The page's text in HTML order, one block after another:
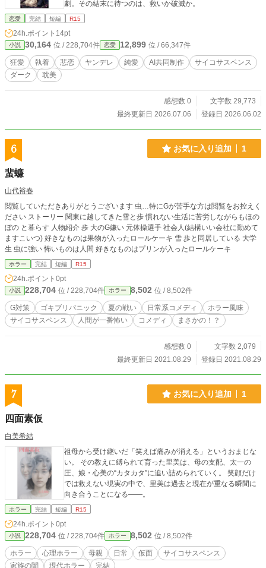
劇。その結末に待つのは、救いか破滅か。
恋愛 完結 短編 R15
24h.ポイント 14pt
小説 30,164 位 / 228,704件 恋愛 12,899 位 / 66,347件
狂愛 執着 悲恋 ヤンデレ 純愛 AI共同制作
サイコサスペンス
ダーク
耽美
感想数 0
文字数 29,773
最終更新日 2026.07.06
登録日 2026.06.02
6 お気に入り追加 1
蜚蠊
山代裕春
閲覧していただきありがとうございます 虫…特にGが苦手な方は閲覧をお控えく
ださい ストーリー 関東に越してきた雪と歩 慣れない生活に苦労しながらもほの
ぼの と暮らす 人物紹介 歩 大のG嫌い 元体操選手 社会人(結構いい会社に勤めて
ますこいつ) 好きなものは果物が入ったロールケーキ 雪 歩と同居している 大学
生 虫に強い 怖いものは人間 好きなものはプリンが入ったロールケーキ
ホラー 完結 短編 R15
24h.ポイント 0pt
小説 228,704 位 / 228,704件 ホラー 8,502 位 / 8,502件
G対策 ゴキブリパニック 夏の戦い 日常系コメディ
ホラー風味
サイコサスペンス
人間が一番怖い コメディ まさかの！？
感想数 0
文字数 2,079
最終更新日 2021.08.29
登録日 2021.08.29
7 お気に入り追加 1
四面素仮
白美希結
祖母から受け継いだ「笑えば痛みが消える」というおまじな
い。 その教えに縛られて育った里美は、母の支配、太一の
圧、娘・心美の“カタカタ”に追い詰められていく。 笑顔だけ
では救えない現実の中で、里美は過去と現在が重なる瞬間に
向き合うことになる――。
ホラー 完結 短編 R15
24h.ポイント 0pt
小説 228,704 位 / 228,704件 ホラー 8,502 位 / 8,502件
ホラー 心理ホラー 母親 日常 仮面
サイコサスペンス
家族の闇
現代ホラー 完結